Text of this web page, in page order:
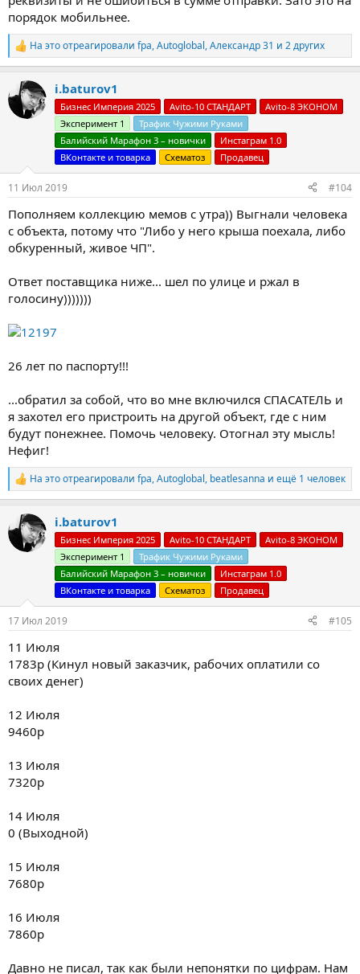
порядок мобильнее.
Р
е
ц
и
На это отреагировали fpa,Autoglobal,Александр 31 и 2 других
i.baturov1
Бизнес Империя 2025 Avito-10 СТАНДАРТ
Avito-8 ЭКОНОМ
Эксперимент 1
Трафик Чужими Руками
Балийский Марафон 3 – новички
Инстаграм 1.0
ВКонтакте и товарка
Схематоз Продавец
11 Июл 2019 #104
Пополняем коллекцию мемов с утра)) Выгнали человека
с объекта, потому что "Либо у него крыша поехала, либо
обкуренный, живое ЧП".
Ответ поставщика ниже... шел по улице и ржал в
голосину)))))))
26 лет по паспорту!!!
...обратил за собой, что во мне включился СПАСАТЕЛЬ и
я захотел его пристроить на другой объект, где с ним
будут понежнее. Помочь человеку. Отогнал эту мысль!
Нефиг!
Р
е
ц
и
На это отреагировали fpa,Autoglobal, beatlesanna и ещё 1 человек
i.baturov1
Бизнес Империя 2025 Avito-10 СТАНДАРТ
Avito-8 ЭКОНОМ
Эксперимент 1
Трафик Чужими Руками
Балийский Марафон 3 – новички
Инстаграм 1.0
ВКонтакте и товарка
Схематоз Продавец
17 Июл 2019 #105
11 Июля
1783р (Кинул новый заказчик, рабочих оплатили со
своих денег)
12 Июля
9460р
13 Июля
7320р
14 Июля
0 (Выходной)
15 Июля
7680р
16 Июля
7860р
Давно не писал, так как были непонятки по цифрам. Нам